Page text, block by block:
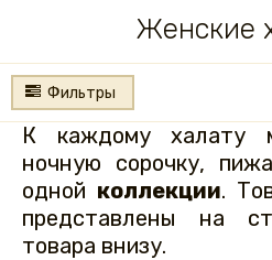
Фильтры
Женские
К каждому халату
ночную сорочку,
одной коллекции.
представлены на
товара внизу.